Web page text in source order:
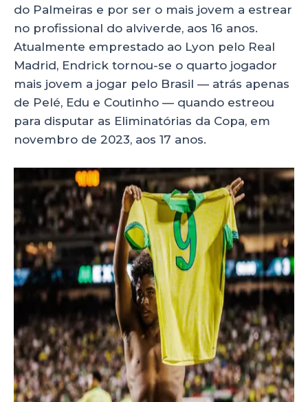
do Palmeiras e por ser o mais jovem a estrear
no profissional do alviverde, aos 16 anos.
Atualmente emprestado ao Lyon pelo Real
Madrid, Endrick tornou-se o quarto jogador
mais jovem a jogar pelo Brasil — atrás apenas
de Pelé, Edu e Coutinho — quando estreou
para disputar as Eliminatórias da Copa, em
novembro de 2023, aos 17 anos.